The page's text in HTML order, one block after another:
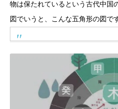
物は保たれているという古代中国
図でいうと、こんな五角形の図で